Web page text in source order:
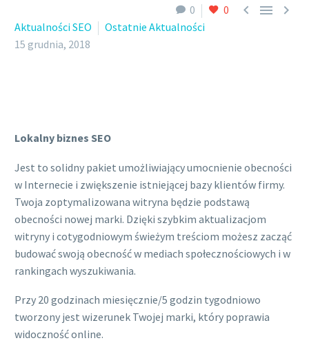
0 0   
Aktualności SEO
Ostatnie Aktualności
15 grudnia, 2018
Lokalny biznes SEO
Jest to solidny pakiet umożliwiający umocnienie obecności
w Internecie i zwiększenie istniejącej bazy klientów firmy.
Twoja zoptymalizowana witryna będzie podstawą
obecności nowej marki. Dzięki szybkim aktualizacjom
witryny i cotygodniowym świeżym treściom możesz zacząć
budować swoją obecność w mediach społecznościowych i w
rankingach wyszukiwania.
Przy 20 godzinach miesięcznie/5 godzin tygodniowo
tworzony jest wizerunek Twojej marki, który poprawia
widoczność online.